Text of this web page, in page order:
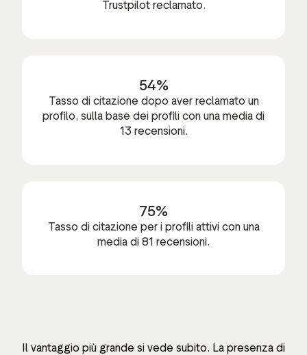
Trustpilot reclamato.
54%
Tasso di citazione dopo aver reclamato un
profilo, sulla base dei profili con una media di
13 recensioni.
75%
Tasso di citazione per i profili attivi con una
media di 81 recensioni.
Il vantaggio più grande si vede subito. La presenza di